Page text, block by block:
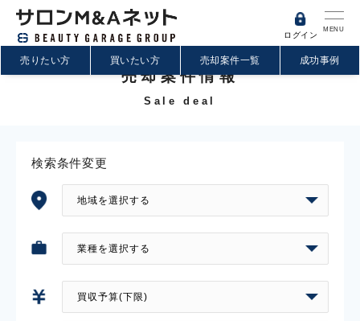
MENU
ログイン
売りたい方 買いたい方 売却案件一覧 成功事例
売却案件情報
Sale deal
検索条件変更